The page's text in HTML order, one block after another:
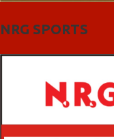
NRG SPORTS